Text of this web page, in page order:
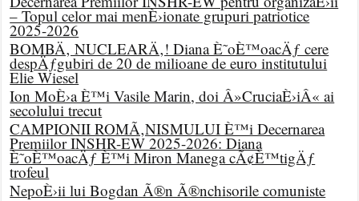
– Topul celor mai menÈ›ionate grupuri patriotice
2025-2026
BOMBÄ‚ NUCLEARÄ‚! Diana È˜oÈ™oacÄƒ cere
despÄƒgubiri de 20 de milioane de euro institutului
Elie Wiesel
Ion MoÈ›a È™i Vasile Marin, doi Â»CruciaÈ›iÂ« ai
secolului trecut
CAMPIONII ROMÃ‚NISMULUI È™i Decernarea
Premiilor INSHR-EW 2025-2026: Diana
È˜oÈ™oacÄƒ È™i Miron Manega cÃ¢È™tigÄƒ
trofeul
NepoÈ›ii lui Bogdan Ã®n Ã®nchisorile comuniste